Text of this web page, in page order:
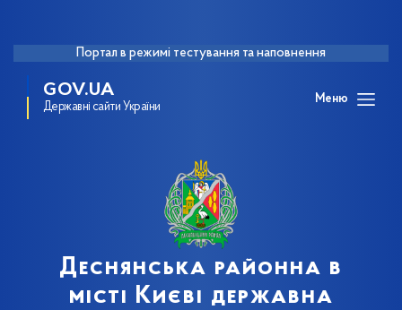
Портал в режимі тестування та наповнення
GOV.UA
Державні сайти України
Меню
Деснянська районна в
місті Києві державна